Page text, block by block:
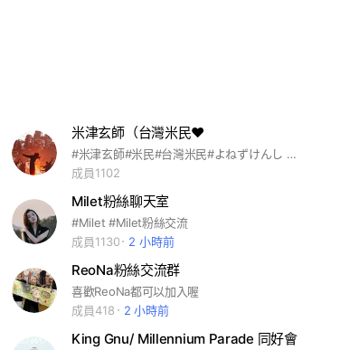
米津玄師（台灣米民❤️
#米津玄師#米民#台灣米民#よねずけんし 喜歡米津的人們都來吧！
成員1102
Milet粉絲聊天室
#Milet #Milet粉絲交流
成員1130
2 小時前
ReoNa粉絲交流群
喜歡ReoNa都可以加入喔
成員418
2 小時前
King Gnu/ Millennium Parade 同好會